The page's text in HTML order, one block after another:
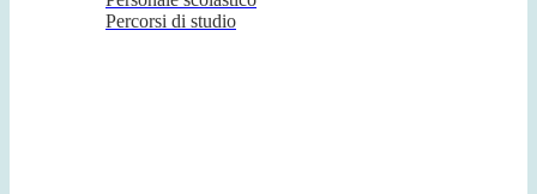
Percorsi di studio